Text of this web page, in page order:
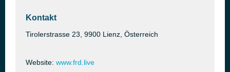
Kontakt
Tirolerstrasse 23, 9900 Lienz, Österreich
Website: www.frd.live